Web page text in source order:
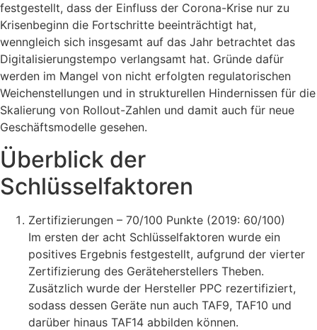
festgestellt, dass der Einfluss der Corona-Krise nur zu
Krisenbeginn die Fortschritte beeinträchtigt hat,
wenngleich sich insgesamt auf das Jahr betrachtet das
Digitalisierungstempo verlangsamt hat. Gründe dafür
werden im Mangel von nicht erfolgten regulatorischen
Weichenstellungen und in strukturellen Hindernissen für die
Skalierung von Rollout-Zahlen und damit auch für neue
Geschäftsmodelle gesehen.
Überblick der
Schlüsselfaktoren
Zertifizierungen – 70/100 Punkte (2019: 60/100)
Im ersten der acht Schlüsselfaktoren wurde ein
positives Ergebnis festgestellt, aufgrund der vierter
Zertifizierung des Geräteherstellers Theben.
Zusätzlich wurde der Hersteller PPC rezertifiziert,
sodass dessen Geräte nun auch TAF9, TAF10 und
darüber hinaus TAF14 abbilden können.